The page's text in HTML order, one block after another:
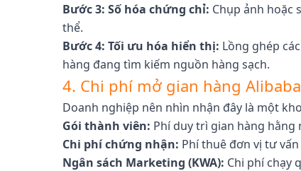
Bước 3: Số hóa chứng chỉ: Chụp ảnh hoặc
thể.
Bước 4: Tối ưu hóa hiển thị: Lồng ghép
hàng đang tìm kiếm nguồn hàng sạch.
4. Chi phí mở gian hàng
Doanh nghiệp nên nhìn nhận đây là một
Gói thành viên: Phí duy trì gian hàng hằng
Chi phí chứng nhận: Phí thuê đơn vị tư vấn
Ngân sách Marketing (KWA): Chi phí chạy